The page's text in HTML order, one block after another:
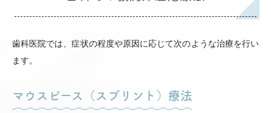
歯科医院では、症状の程度や原因に応じて次のような治療を行い
ます。
マウスピース（スプリント）療法